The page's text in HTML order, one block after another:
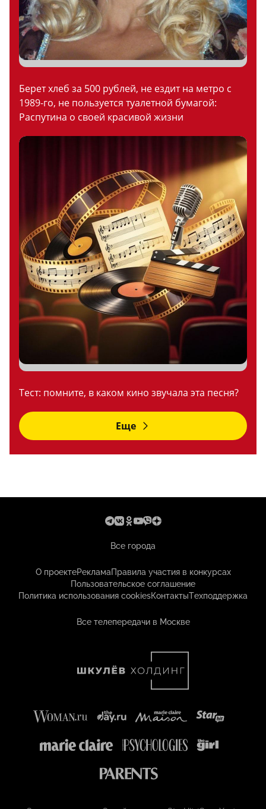
Берет хлеб за 500 рублей, не ездит на метро с
1989-го, не пользуется туалетной бумагой:
Распутина о своей красивой жизни
Тест: помните, в каком кино звучала эта песня?
Еще
Все города
О проектеРекламаПравила участия в конкурсах
Пользовательское соглашение
Политика использования cookiesКонтактыТехподдержка
Все телепередачи в Москве